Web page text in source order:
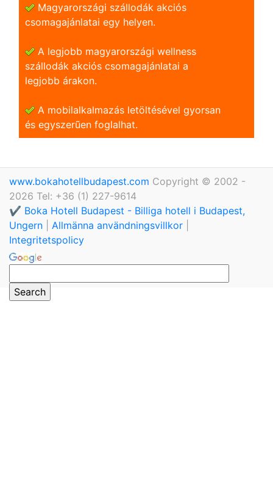
Magyarországi szállodák akciós
csomagajánlatai egy helyen.
A legjobb magyarországi wellness
szállodák akciós csomagajánlatai a
legjobb árakon.
A mobilalkalmazás letöltésével gyorsan
és egyszerũen foglalhat.
www.bokahotellbudapest.com Copyright © 2002 -
2026 Tel: +36 (1) 227-9614
✔️ Boka Hotell Budapest - Billiga hotell i Budapest,
Ungern
Allmänna användningsvillkor
Integritetspolicy